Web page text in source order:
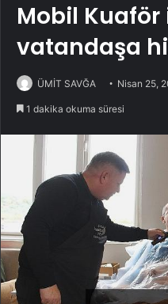
Mobil Kuaför
vatandaşa
ÜMİT SAVĞA Nisan 25,
1 dakika okuma süresi